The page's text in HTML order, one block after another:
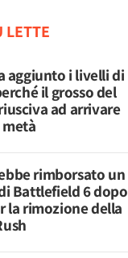
LETTE
aggiunto i livelli di
il grosso del
ad arrivare
rimborsato un
Battlefield 6 dopo
la rimozione della